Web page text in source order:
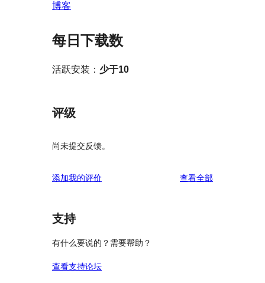
博客
每日下载数
活跃安装： 少于10
评级
尚未提交反馈。
添加我的评价 查看全部评
支持
有什么要说的？需要帮助？
查看支持论坛